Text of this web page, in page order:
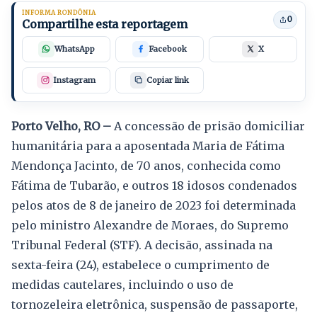
INFORMA RONDÔNIA
Compartilhe esta reportagem 0
WhatsApp Facebook X
Instagram Copiar link
Porto Velho, RO – A concessão de prisão domiciliar
humanitária para a aposentada Maria de Fátima
Mendonça Jacinto, de 70 anos, conhecida como
Fátima de Tubarão, e outros 18 idosos condenados
pelos atos de 8 de janeiro de 2023 foi determinada
pelo ministro Alexandre de Moraes, do Supremo
Tribunal Federal (STF). A decisão, assinada na
sexta-feira (24), estabelece o cumprimento de
medidas cautelares, incluindo o uso de
tornozeleira eletrônica, suspensão de passaporte,